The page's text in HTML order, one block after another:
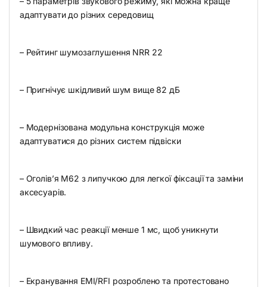
адаптувати до різних середовищ
– Рейтинг шумозаглушення NRR 22
– Пригнічує шкідливий шум вище 82 дБ
– Модернізована модульна конструкція може
адаптуватися до різних систем підвіски
– Оголів’я M62 з липучкою для легкої фіксації та заміни
аксесуарів.
– Швидкий час реакції менше 1 мс, щоб уникнути
шумового впливу.
– Екранування EMI/RFI розроблено та протестовано